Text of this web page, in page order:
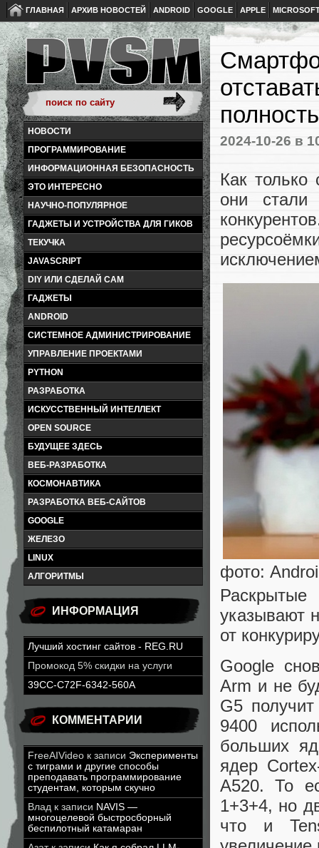
ГЛАВНАЯ АРХИВ НОВОСТЕЙ ANDROID GOOGLE APPLE
НОВОСТИ
ПРОГРАММИРОВАНИЕ
ИНФОРМАЦИОННАЯ БЕЗОПАСНОСТЬ
ЭТО ИНТЕРЕСНО
НАУЧНО-ПОПУЛЯРНОЕ
ГАДЖЕТЫ И УСТРОЙСТВА ДЛЯ ГИКОВ
ТЕКУЧКА
JAVASCRIPT
DIY ИЛИ СДЕЛАЙ САМ
ГАДЖЕТЫ
ANDROID
СИСТЕМНОЕ АДМИНИСТРИРОВАНИЕ
УПРАВЛЕНИЕ ПРОЕКТАМИ
PYTHON
РАЗРАБОТКА
ИСКУССТВЕННЫЙ ИНТЕЛЛЕКТ
OPEN SOURCE
БУДУЩЕЕ ЗДЕСЬ
ВЕБ-РАЗРАБОТКА
КОСМОНАВТИКА
РАЗРАБОТКА ВЕБ-САЙТОВ
GOOGLE
ЖЕЛЕЗО
LINUX
АЛГОРИТМЫ
ИНФОРМАЦИЯ
Лучший хостинг сайтов - REG.RU
Промокод 5% скидки на услуги
39CC-C72F-6342-560A
КОММЕНТАРИИ
FreeAIVideo к записи Эксперименты
с тиграми и другие способы
преподавать программирование
студентам, которым скучно
Влад к записи NAVIS —
многоцелевой быстросборный
беспилотный катамаран
2024-10-26 в
Как
они стали
фото:
указывают
от
Google
Arm и не
G5
9400
больших
ядер
A520. То
1+3+4, но
что и